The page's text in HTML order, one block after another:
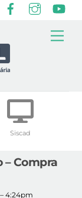
Siscad
– Compra
4:24pm